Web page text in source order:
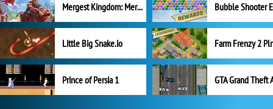
Mergest Kingdom: Merge Puzzle
Little Big Snake.io
Prince of Persia 1 GTA Grand Theft